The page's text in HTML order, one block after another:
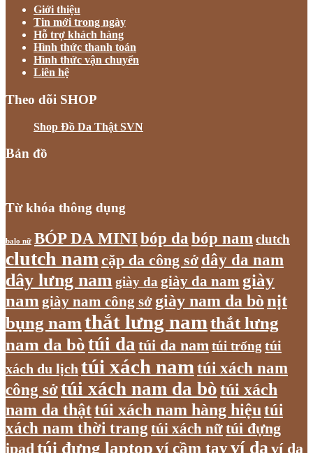
Giới thiệu
Tin mới trong ngày
Hỗ trợ khách hàng
Hình thức thanh toán
Hình thức vận chuyển
Liên hệ
Theo dõi SHOP
Shop Đồ Da Thật SVN
Bản đồ
Từ khóa thông dụng
balo nữ BÓP DA MINIbóp da bóp nam clutch
clutch nam cặp da công sở dây da nam
dây lưng nam giày da giày da nam giày
nam giày nam công sở giày nam da bònịt
bụng namthắt lưng namthắt lưng
nam da bòtúi da túi da nam túi trống túi
xách du lịch túi xách nam túi xách nam
công sởtúi xách nam da bòtúi xách
nam da thậttúi xách nam hàng hiệu túi
xách nam thời trang túi xách nữtúi đựng
ipad túi đựng laptop ví cầm tayví da ví da